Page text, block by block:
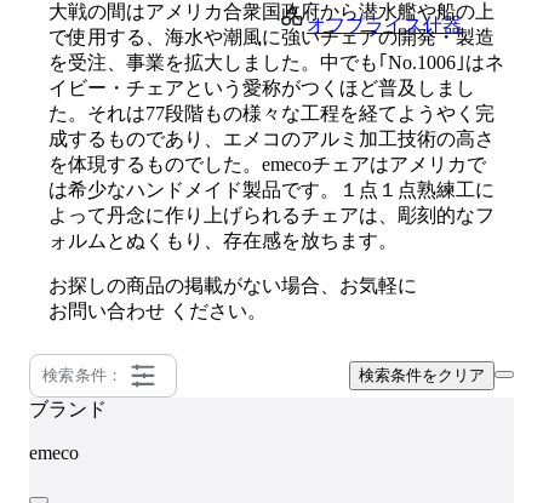
オフプライス什器
大戦の間はアメリカ合衆国政府から潜水艦や船の上
で使用する、海水や潮風に強いチェアの開発・製造
を受注、事業を拡大しました。中でも｢No.1006｣はネ
イビー・チェアという愛称がつくほど普及しまし
た。それは77段階もの様々な工程を経てようやく完
成するものであり、エメコのアルミ加工技術の高さ
を体現するものでした。emecoチェアはアメリカで
は希少なハンドメイド製品です。１点１点熟練工に
よって丹念に作り上げられるチェアは、彫刻的なフ
ォルムとぬくもり、存在感を放ちます。
お探しの商品の掲載がない場合、お気軽に
お問い合わせ ください。
検索条件： 検索条件をクリア
ブランド
emeco